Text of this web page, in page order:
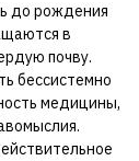
до рождения
в
почву.
бессистемно
медицины,